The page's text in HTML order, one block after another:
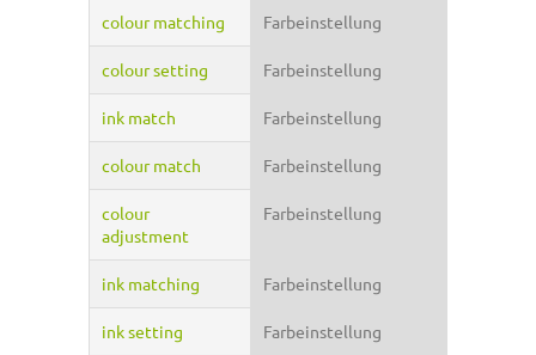
colour matching Farbeinstellung
colour setting Farbeinstellung
ink match Farbeinstellung
colour match Farbeinstellung
colour
adjustment
Farbeinstellung
ink matching Farbeinstellung
ink setting Farbeinstellung